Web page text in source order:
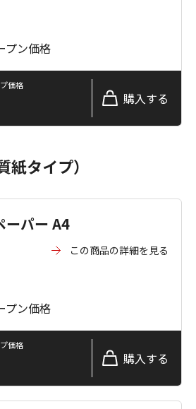
プン価格
価格
購入する
紙タイプ）
ーパー A4
この商品の詳細を見る
プン価格
価格
購入する